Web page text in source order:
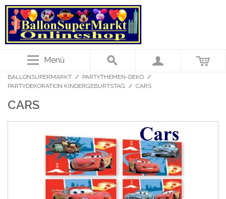
Menü
BALLONSUPERMARKT / PARTYTHEMEN-DEKO /
PARTYDEKORATION KINDERGEBURTSTAG / CARS
CARS